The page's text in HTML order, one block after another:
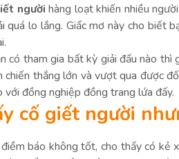
người hàng loạt khiến nhiều
quá lo lắng. Giấc mơ này cho biết
có tham gia bất kỳ giải đấu nào
chiến thắng lớn và vượt qua được
đồng nghiệp đồng trang lứa đấy.
cố giết người
báo không tốt, cho thấy có kẻ